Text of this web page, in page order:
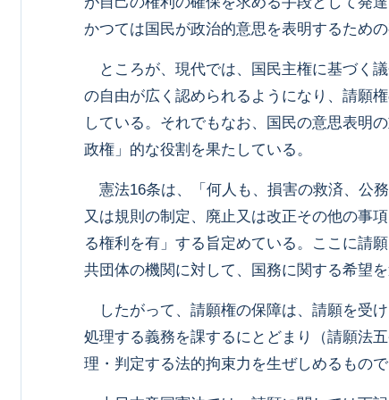
かつては国民が政治的意思を表明するため
ところが、現代では、国民主権に基づく
の自由が広く認められるようになり、請願
している。それでもなお、国民の意思表明
政権」的な役割を果たしている。
憲法16条は、「何人も、損害の救済、公
又は規則の制定、廃止又は改正その他の事
る権利を有」する旨定めている。ここに請
共団体の機関に対して、国務に関する希望
したがって、請願権の保障は、請願を受
処理する義務を課するにとどまり（請願法
理・判定する法的拘束力を生ぜしめるもの